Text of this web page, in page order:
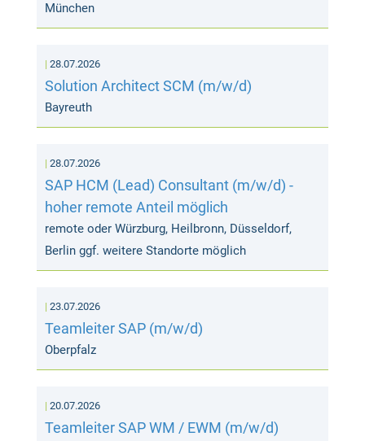
München
28.07.2026
Solution Architect SCM (m/w/d)
Bayreuth
28.07.2026
SAP HCM (Lead) Consultant (m/w/d) -
hoher remote Anteil möglich
remote oder Würzburg, Heilbronn, Düsseldorf,
Berlin ggf. weitere Standorte möglich
23.07.2026
Teamleiter SAP (m/w/d)
Oberpfalz
20.07.2026
Teamleiter SAP WM / EWM (m/w/d)